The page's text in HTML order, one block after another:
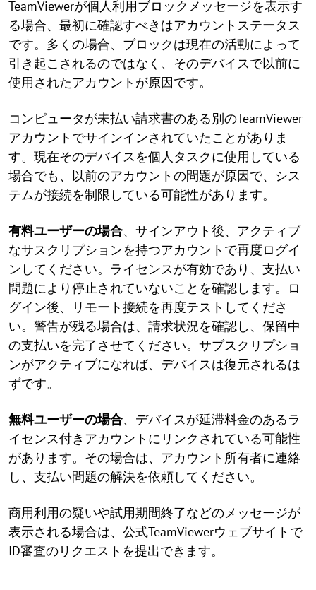
TeamViewerが個人利用ブロックメッセージを表示す
る場合、最初に確認すべきはアカウントステータス
です。多くの場合、ブロックは現在の活動によって
引き起こされるのではなく、そのデバイスで以前に
使用されたアカウントが原因です。
コンピュータが未払い請求書のある別のTeamViewer
アカウントでサインインされていたことがありま
す。現在そのデバイスを個人タスクに使用している
場合でも、以前のアカウントの問題が原因で、シス
テムが接続を制限している可能性があります。
有料ユーザーの場合、サインアウト後、アクティブ
なサスクリプションを持つアカウントで再度ログイ
ンしてください。ライセンスが有効であり、支払い
問題により停止されていないことを確認します。ロ
グイン後、リモート接続を再度テストしてくださ
い。警告が残る場合は、請求状況を確認し、保留中
の支払いを完了させてください。サブスクリプショ
ンがアクティブになれば、デバイスは復元されるは
ずです。
無料ユーザーの場合、デバイスが延滞料金のあるラ
イセンス付きアカウントにリンクされている可能性
があります。その場合は、アカウント所有者に連絡
し、支払い問題の解決を依頼してください。
商用利用の疑いや試用期間終了などのメッセージが
表示される場合は、公式TeamViewerウェブサイトで
ID審査のリクエストを提出できます。